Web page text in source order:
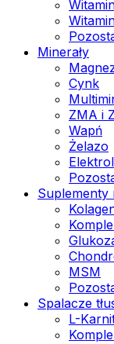
Minerały
Cynk
ZMA i
Wapń
Żelazo
Suplementy
MSM
Spalacze
L-